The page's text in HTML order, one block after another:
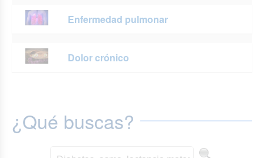
Enfermedad pulmonar
Dolor crónico
¿Qué buscas?